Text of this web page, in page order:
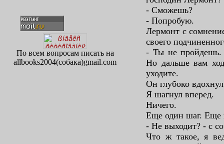
По всем вопросам писать на
allbooks2004(собака)gmail.com
- Сможешь?
- Попробую.
Лермонт с
своего
- Ты не пройдешь.
Но дальше вам
уходите.
Он глубоко
Я шагнул вперед.
Ничего.
Еще один шаг. Еще
- Не выходит? - с
Что ж такое, я